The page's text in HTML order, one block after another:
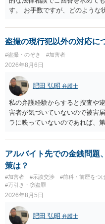
す。 お手数ですが、どのような
の程度だと聞いているのかとい
相談を受けられたうえで対処方
一般論でいえば、任意取り調べ
り調べ内容を録音することは必
盗撮の現行犯以外の対応に
#盗撮・のぞき #加害者
2026年8月6日
肥田 弘昭 弁護士
私の弁護経験からすると捜査や
害者が気づいていないので被害
ラに映っていないのであれば、
座る女性を盗撮(全体像写真1枚
着や胸など強調したものではあ
も捜査段階では性的姿態等撮影
が私の弁護経験では多くなった
都道府県の迷惑防止条例違反に
とをお勧めいたします。ご参考
アルバイト先での金銭問題
策は？
#加害者 #示談交渉 #前科・前歴をつ
#万引き・窃盗罪
2026年8月5日
肥田 弘昭 弁護士